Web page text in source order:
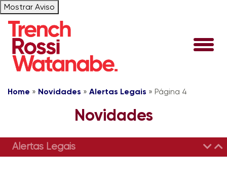
Mostrar Aviso
Home » Novidades » Alertas Legais » Página 4
Novidades
Alertas Legais